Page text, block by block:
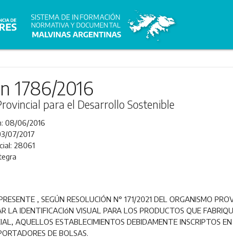
1786/2016
para el Desarrollo Sostenible
08/06/2016
07/2017
28061
, SEGÚN RESOLUCIÓN N° 171/2021 DEL ORGANISMO
LA IDENTIFICACIóN VISUAL PARA LOS PRODUCTOS QUE
AQUELLOS ESTABLECIMIENTOS DEBIDAMENTE INSCRIPTOS
DE BOLSAS.